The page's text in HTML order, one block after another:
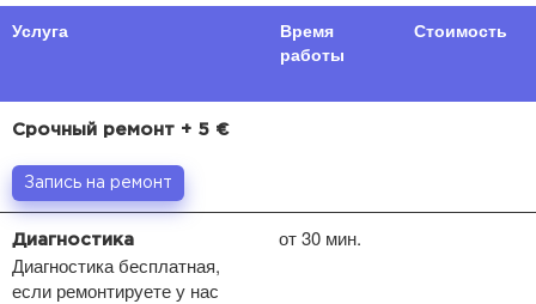
Услуга
Время
работы
Стоимость
Срочный ремонт + 5 €
Запись на ремонт
Диагностика
Диагностика бесплатная,
если ремонтируете у нас
от 30 мин.